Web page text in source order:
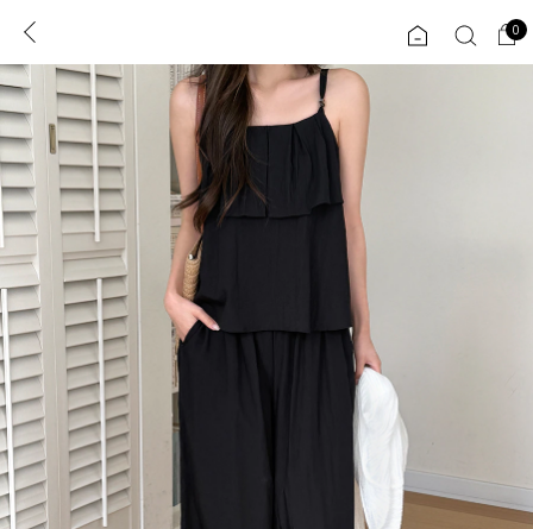
로그인 0
리뷰 & 혜택 플러스핏
CATEGORY COMMUNITY
도착보장⚡
인플루언서 pick!
신상 5%
베스트
익스클루시브
0